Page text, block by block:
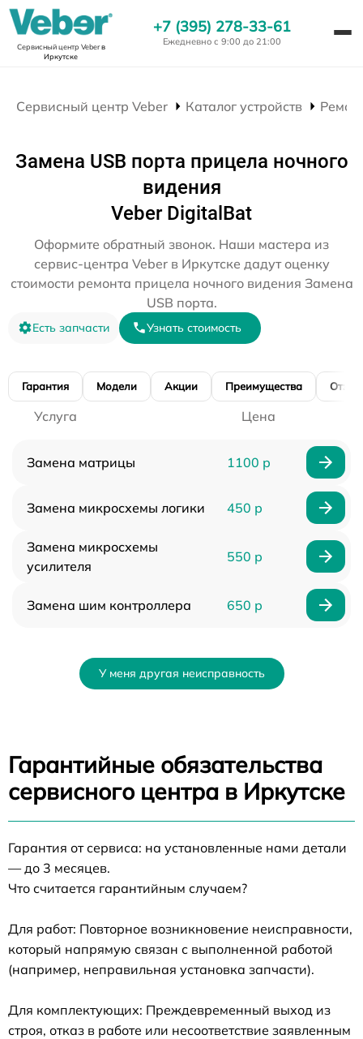
Сервисный центр Veberв
Иркутске
+7 (395) 278-33-61
Ежедневно с 9:00 до 21:00
Сервисный центр Veber Каталог устройств
Замена USB порта прицела ночного
видения
Veber DigitalBat
Оформите обратный звонок. Наши мастера из
сервис-центра Veber в Иркутске дадут оценку
стоимости ремонта прицела ночного видения Замена
USB порта.
Есть запчасти Узнать стоимость
Гарантия Модели Акции Преимущества
Услуга Цена
Замена матрицы 1100 р
Замена микросхемы логики 450 р
Замена микросхемы
усилителя
550 р
Замена шим контроллера 650 р
У меня другая неисправность
Гарантийные обязательства
сервисного центра в Иркутске
Гарантия от сервиса: на установленные нами детали
— до 3 месяцев.
Что считается гарантийным случаем?
Для работ: Повторное возникновение неисправности,
который напрямую связан с выполненной работой
(например, неправильная установка запчасти).
Для комплектующих: Преждевременный выход из
строя, отказ в работе или несоответствие заявленным